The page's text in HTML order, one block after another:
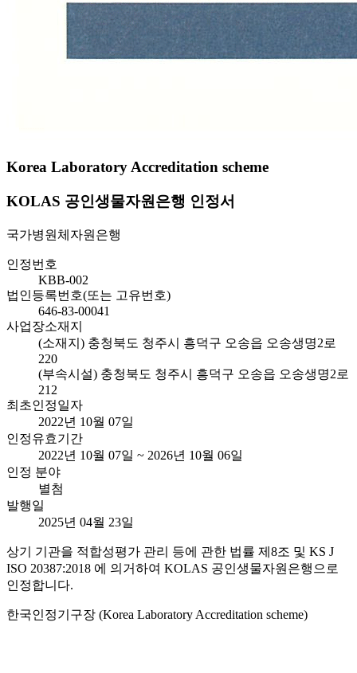
Korea Laboratory Accreditation scheme
KOLAS 공인생물자원은행 인정서
국가병원체자원은행
인정번호
KBB-002
법인등록번호(또는 고유번호)
646-83-00041
사업장소재지
(소재지) 충청북도 청주시 흥덕구 오송읍 오송생명2로
220
(부속시설) 충청북도 청주시 흥덕구 오송읍 오송생명2로
212
최초인정일자
2022년 10월 07일
인정유효기간
2022년 10월 07일 ~ 2026년 10월 06일
인정 분야
별첨
발행일
2025년 04월 23일
상기 기관을 적합성평가 관리 등에 관한 법률 제8조 및 KS J
ISO 20387:2018 에 의거하여 KOLAS 공인생물자원은행으로
인정합니다.
한국인정기구장 (Korea Laboratory Accreditation scheme)